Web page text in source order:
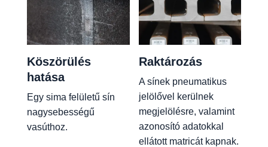
Köszörülés
hatása
Egy sima felületű sín
nagysebességű
vasúthoz.
Raktározás
A sínek pneumatikus
jelölővel kerülnek
megjelölésre, valamint
azonosító adatokkal
ellátott matricát kapnak.